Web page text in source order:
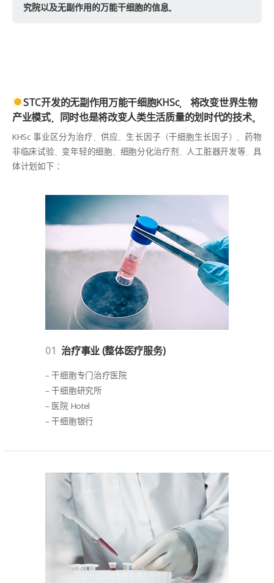
究院以及无副作用的万能干细胞的信息。
STC开发的无副作用万能干细胞KHSc， 将改变世界生物
产业模式，同时也是将改变人类生活质量的划时代的技术。
KHSc 事业区分为治疗、供应、生长因子（干细胞生长因子）、药物
非临床试验、变年轻的细胞、细胞分化治疗剂、人工脏器开发等。具
体计划如下；
01 治疗事业 (整体医疗服务)
– 干细胞专门治疗医院
– 干细胞研究所
– 医院 Hotel
– 干细胞银行